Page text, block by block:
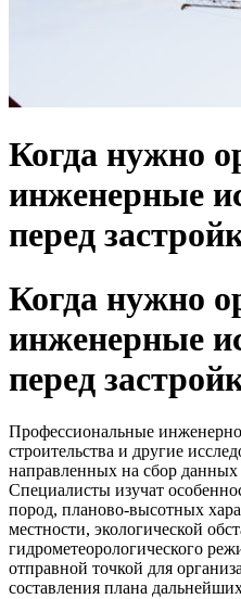
Когда нужно
инженерные
перед
Когда нужно
инженерные
перед
Профессиональные
строительства и другие
направленных на сбор
Специалисты изучат
пород, планово-высотных
местности, экологической
гидрометеорологического
отправной точкой для
составления плана